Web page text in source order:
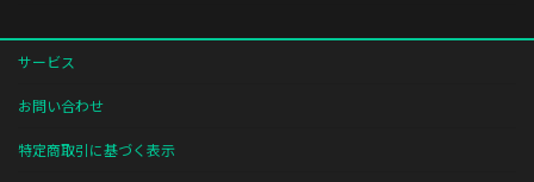
サービス
お問い合わせ
特定商取引に基づく表示